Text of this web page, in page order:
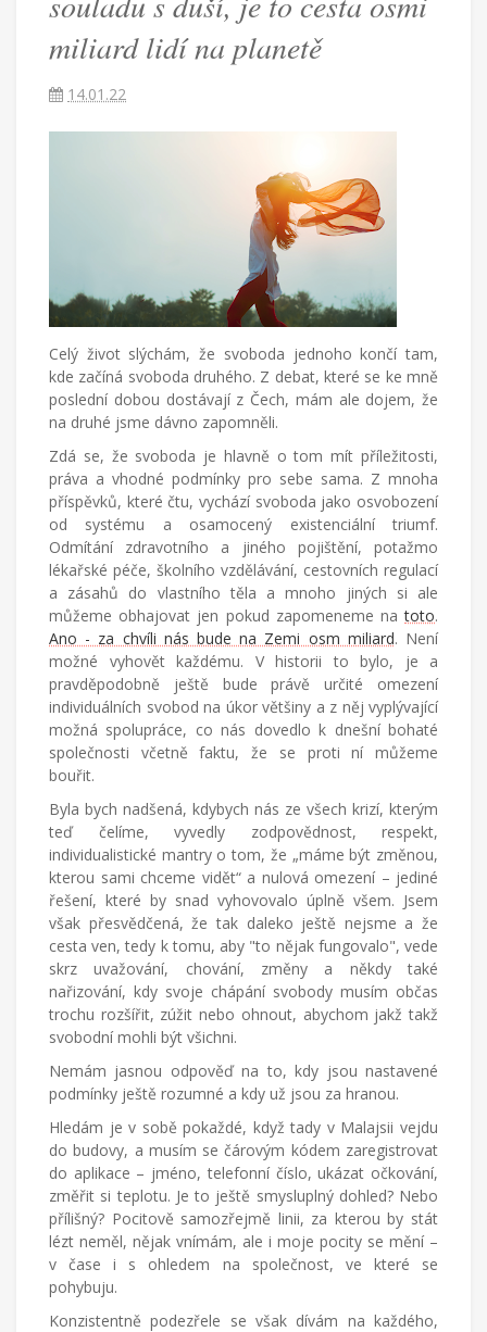
to
lidí
na
planetě
Češka
provdaná
Američana
žijící
Turecku
píše
blog
životě
cizích
zemích,
mateřství
radostech
všednodenního
života.
miliard lidí na planetě
14.01.22
Celý život slýchám, že svoboda jednoho končí tam,
kde začíná svoboda druhého. Z debat, které se ke mně
poslední dobou dostávají z Čech, mám ale dojem, že
na druhé jsme dávno zapomněli.
Zdá se, že svoboda je hlavně o tom mít příležitosti,
práva a vhodné podmínky pro sebe sama. Z mnoha
příspěvků, které čtu, vychází svoboda jako osvobození
od systému a osamocený existenciální triumf.
Odmítání zdravotního a jiného pojištění, potažmo
lékařské péče, školního vzdělávání, cestovních regulací
a zásahů do vlastního těla a mnoho jiných si ale
můžeme obhajovat jen pokud zapomeneme natoto.
Ano - za chvíli nás bude na Zemi osm miliard. Není
možné vyhovět každému. V historii to bylo, je a
pravděpodobně ještě bude právě určité omezení
individuálních svobod na úkor většiny a z něj vyplývající
možná spolupráce, co nás dovedlo k dnešní bohaté
společnosti včetně faktu, že se proti ní můžeme
bouřit.
Byla bych nadšená, kdybych nás ze všech krizí, kterým
teď čelíme, vyvedly zodpovědnost, respekt,
individualistické mantry o tom, že „máme být změnou,
kterou sami chceme vidět“ a nulová omezení – jediné
řešení, které by snad vyhovovalo úplně všem. Jsem
však přesvědčená, že tak daleko ještě nejsme a že
cesta ven, tedy k tomu, aby "to nějak fungovalo", vede
skrz uvažování, chování, změny a někdy také
nařizování, kdy svoje chápání svobody musím občas
trochu rozšířit, zúžit nebo ohnout, abychom jakž takž
svobodní mohli být všichni.
Nemám jasnou odpověď na to, kdy jsou nastavené
podmínky ještě rozumné a kdy už jsou za hranou.
Hledám je v sobě pokaždé, když tady v Malajsii vejdu
do budovy, a musím se čárovým kódem zaregistrovat
do aplikace – jméno, telefonní číslo, ukázat očkování,
změřit si teplotu. Je to ještě smysluplný dohled? Nebo
přílišný? Pocitově samozřejmě linii, za kterou by stát
lézt neměl, nějak vnímám, ale i moje pocity se mění –
v čase i s ohledem na společnost, ve které se
pohybuju.
Konzistentně podezřele se však dívám na každého,